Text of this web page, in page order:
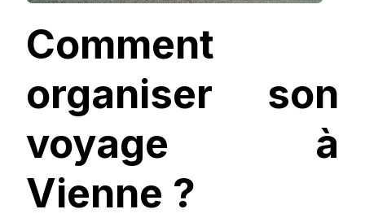
Comment
organiser son
voyage à
Vienne ?